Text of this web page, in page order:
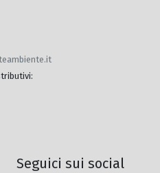
:
Seguici sui social